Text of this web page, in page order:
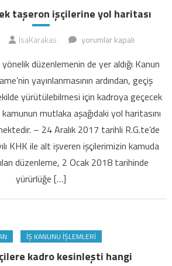
taşeron işçilerine yol haritası
IsaKarakas
Kadroya
taşeron
işçilerine
yol
haritası
için
yorumlar kapalı
düzenlemenin de yer aldığı Kanun
yayınlanmasının ardından, geçiş
yürütülebilmesi için kadroya geçecek
mutlaka aşağıdaki yol haritasını
– 24 Aralık 2017 tarihli R.G.te’de
KHK ile alt işveren işçilerimizin kamuda
düzenleme, 2 Ocak 2018 tarihinde
yürürlüğe […]
İŞ KANUNU İŞLEMLERI
kadro kesinleşti hangi